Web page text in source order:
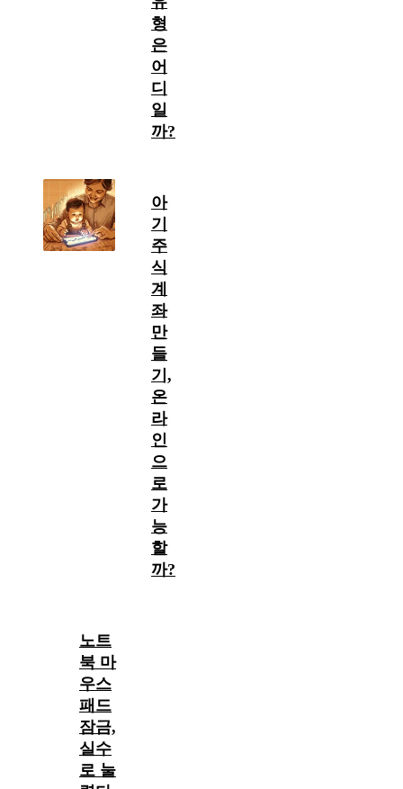
형
은
어
디
일
까?
아
기
주
식
계
좌
만
들
기,
온
라
인
으
로
가
능
할
까?
노트
북 마
우스
패드
잠금,
실수
로 눌